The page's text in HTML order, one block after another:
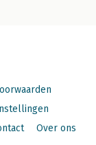
Over ons